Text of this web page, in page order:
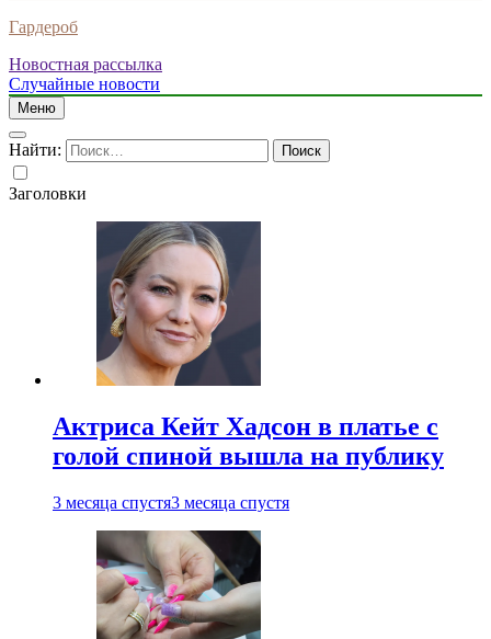
Гардероб
Новостная рассылка
Случайные новости
Меню
Найти:
Заголовки
Актриса Кейт Хадсон в платье с
голой спиной вышла на публику
3 месяца спустя3 месяца спустя